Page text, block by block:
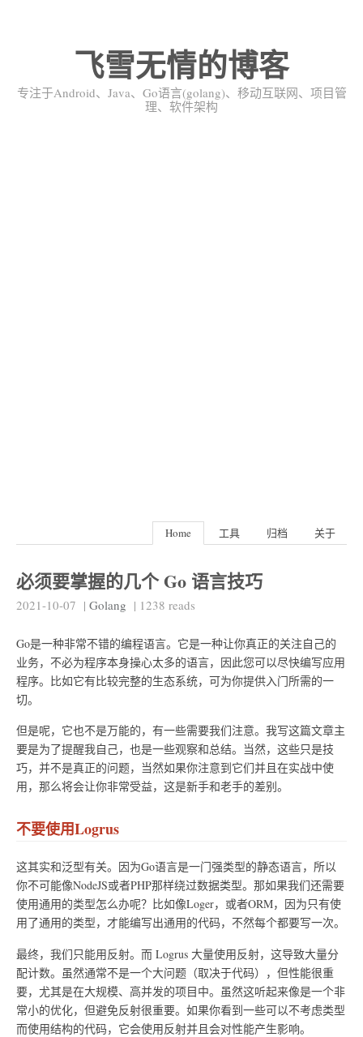
飞雪无情的博客
专注于Android、Java、Go语言(golang)、移动互联网、项目管
理、软件架构
Home 工具 归档 关于
必须要掌握的几个 Go 语言技巧
2021-10-07 | Golang | 1238 reads
​Go是一种非常不错的编程语言。它是一种让你真正的关注自己的
业务，不必为程序本身操心太多的语言，因此您可以尽快编写应用
程序。比如它有比较完整的生态系统，可为你提供入门所需的一
切。
​但是呢，它也不是万能的，有一些需要我们注意。我写这篇文章主
要是为了提醒我自己，也是一些观察和总结。当然，这些只是技
巧，并不是真正的问题，当然如果你注意到它们并且在实战中使
用，那么​将会让你非常受益，这是新手和老手的差别。
不要使用Logrus
这其实和泛型有关。因为Go语言是一门强类型的静态语言，所以
你不可能像NodeJS或者PHP那样绕过数据类型。那如果我们还需要
使用通用的类型怎么办呢？比如像Loger，或者ORM，因为只有使
用了通用的类型，才能编写出通用的代码，不然每个都要写一次。
最终，我们只能用反射。而 Logrus 大量使用反射，这导致大量分
配计数。虽然通常不是一个大问题（取决于代码），但性能很重
要，尤其是在大规模、高并发的项目中。虽然这听起来像是一个非
常小的优化，但避免反射很重要。如果你看到一些可以不考虑类型
而使用结构的代码，它会使用反射并且会对性能产生影响。